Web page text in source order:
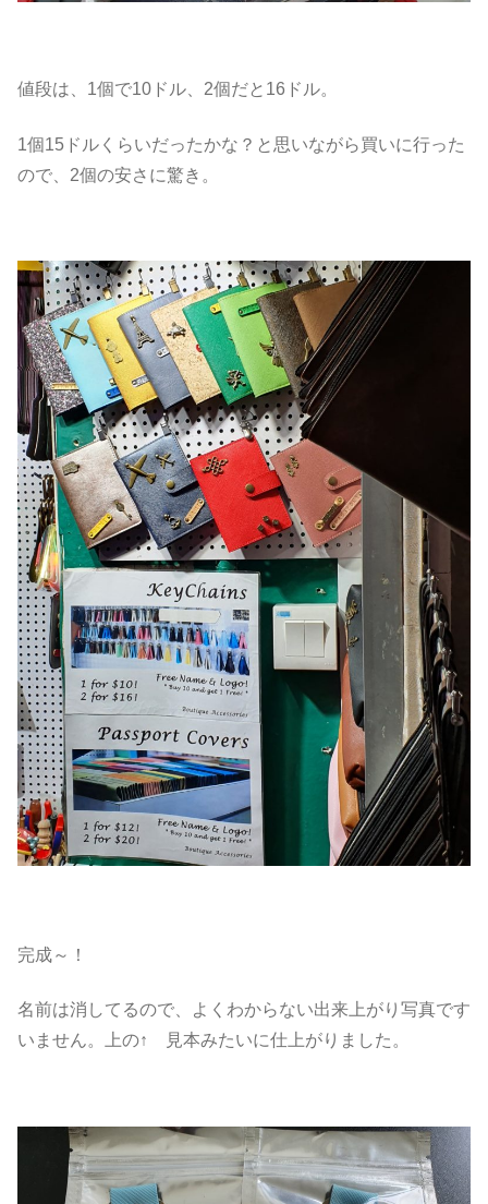
値段は、1個で10ドル、2個だと16ドル。
1個15ドルくらいだったかな？と思いながら買いに行った
ので、2個の安さに驚き。
完成～！
名前は消してるので、よくわからない出来上がり写真です
いません。上の↑ 見本みたいに仕上がりました。